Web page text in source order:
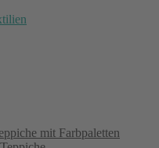
mit Farbpaletten